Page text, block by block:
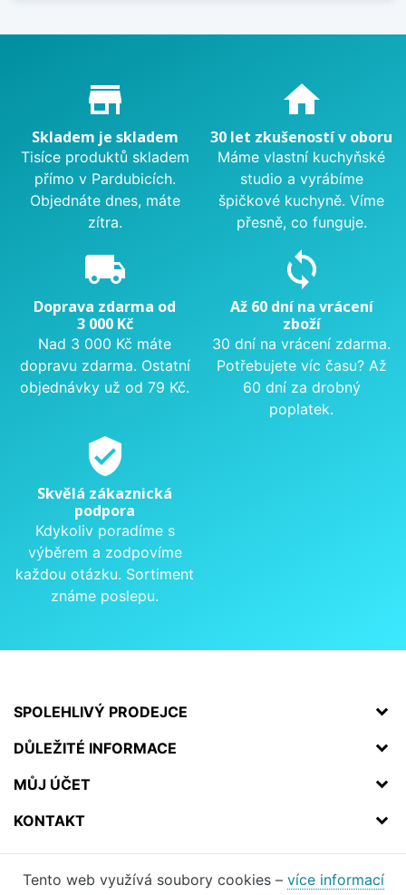
Proč nakupovat u nás?
store_mall_directory
Skladem je skladem
Tisíce produktů skladem
přímo v Pardubicích.
Objednáte dnes, máte
zítra.
home
30 let zkušeností v oboru
Máme vlastní kuchyňské
studio a vyrábíme
špičkové kuchyně. Víme
přesně, co funguje.
local_shipping
Doprava zdarma od
3 000 Kč
Nad 3 000 Kč máte
dopravu zdarma. Ostatní
objednávky už od 79 Kč.
sync
Až 60 dní na vrácení
zboží
30 dní na vrácení zdarma.
Potřebujete víc času? Až
60 dní za drobný
poplatek.
verified_user
Skvělá zákaznická
podpora
Kdykoliv poradíme s
výběrem a zodpovíme
každou otázku. Sortiment
známe poslepu.
SPOLEHLIVÝ PRODEJCE
DŮLEŽITÉ INFORMACE
MŮJ ÚČET
KONTAKT
Tento web využívá soubory cookies – více informací